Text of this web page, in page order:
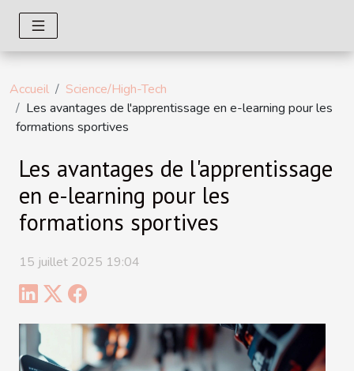
Accueil
Science/High-Tech
Les avantages de l'apprentissage en e-learning pour les
formations sportives
Les avantages de l'apprentissage
en e-learning pour les
formations sportives
15 juillet 2025 19:04